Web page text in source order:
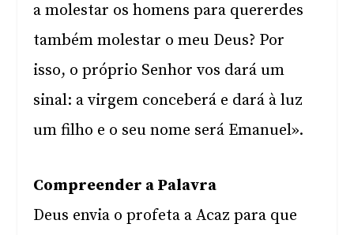
a molestar os homens para quererdes
também molestar o meu Deus? Por
isso, o próprio Senhor vos dará um
sinal: a virgem conceberá e dará à luz
um filho e o seu nome será Emanuel».
Compreender a Palavra
Deus envia o profeta a Acaz para que